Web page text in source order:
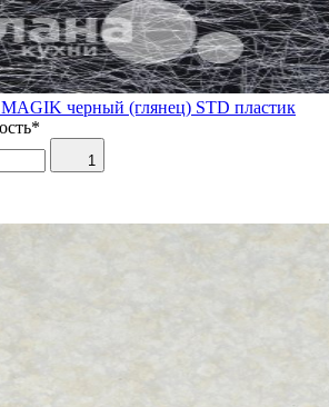
черный (глянец) STD пластик
1